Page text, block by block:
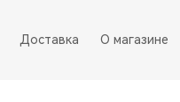
Доставка О магазине